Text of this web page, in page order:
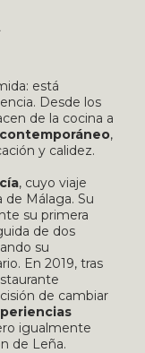
está
Desde los
de la cocina a
,
y calidez.
, cuyo viaje
Málaga. Su
su primera
de dos
su
En 2019, tras
de cambiar
igualmente
de Leña.